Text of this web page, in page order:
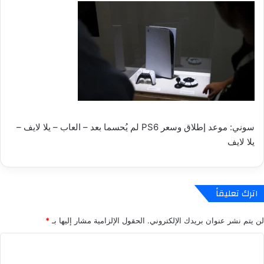
سوني: موعد إطلاق وسعر PS6 لم يُحسما بعد – العاب – يلا لايف –
يلا لايف
اترك تعليقاً
لن يتم نشر عنوان بريدك الإلكتروني. الحقول الإلزامية مشار إليها بـ *